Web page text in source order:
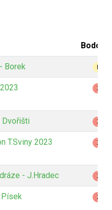
Borek
Z
Dvořišti Z
T.Sviny 2023 Z
- J.Hradec Z
Písek Z